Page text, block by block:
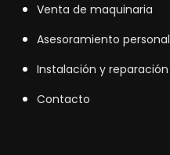
Venta de maquinaria
Asesoramiento
Instalación y reparación
Contacto